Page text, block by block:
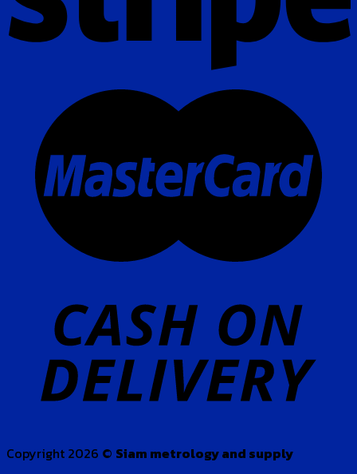
Copyright 2026 © Siam metrology and supply